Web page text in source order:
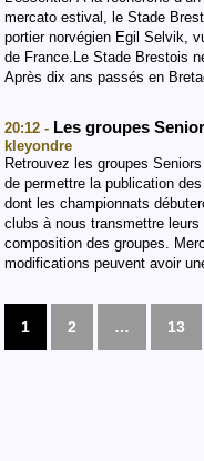
mercato estival, le Stade
portier norvégien Egil Selvik,
de France.Le Stade Brestois
Après dix ans passés en
20:12 - Les groupes
kleyondre
Retrouvez les groupes
de permettre la publication
dont les championnats
clubs à nous transmettre
composition des groupes.
modifications peuvent avoir
1 2 … 13